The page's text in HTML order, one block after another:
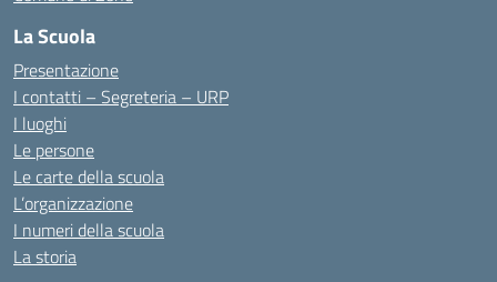
La Scuola
Presentazione
I contatti – Segreteria – URP
I luoghi
Le persone
Le carte della scuola
L’organizzazione
I numeri della scuola
La storia